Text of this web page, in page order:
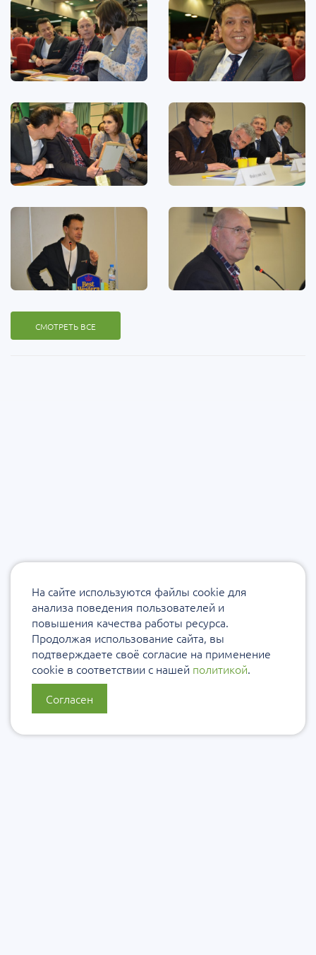
СМОТРЕТЬ ВСЕ
На сайте используются файлы cookie для
анализа поведения пользователей и
повышения качества работы ресурса.
Продолжая использование сайта, вы
подтверждаете своё согласие на применение
cookie в соответствии с нашей политикой.
Согласен